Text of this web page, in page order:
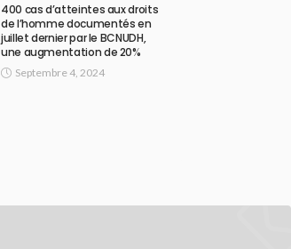
400 cas d’atteintes aux droits
de l’homme documentés en
juillet dernier par le BCNUDH,
une augmentation de 20%
Septembre 4, 2024